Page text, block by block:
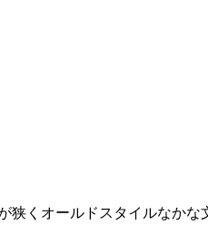
くオールドスタイルなかな